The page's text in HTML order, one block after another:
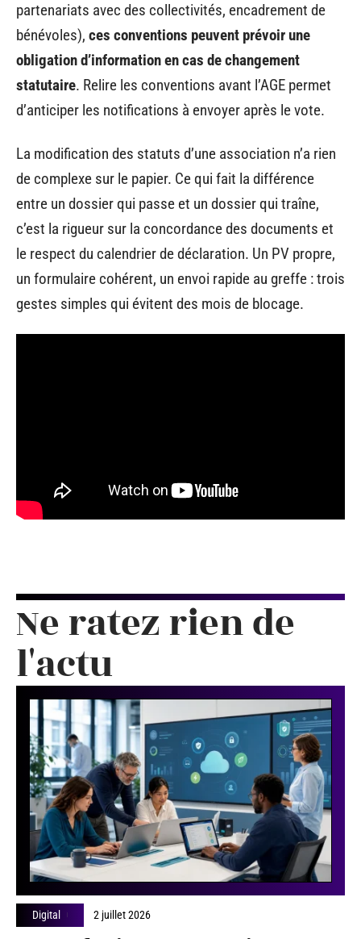
partenariats avec des collectivités, encadrement de
bénévoles), ces conventions peuvent prévoir une
obligation d’information en cas de changement
statutaire. Relire les conventions avant l’AGE permet
d’anticiper les notifications à envoyer après le vote.
La modification des statuts d’une association n’a rien
de complexe sur le papier. Ce qui fait la différence
entre un dossier qui passe et un dossier qui traîne,
c’est la rigueur sur la concordance des documents et
le respect du calendrier de déclaration. Un PV propre,
un formulaire cohérent, un envoi rapide au greffe : trois
gestes simples qui évitent des mois de blocage.
Ne ratez rien de
l'actu
Digital 2 juillet 2026